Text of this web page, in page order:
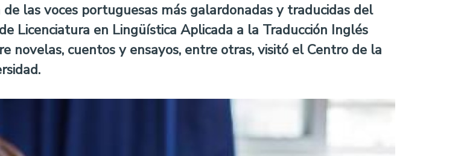
las voces portuguesas más galardonadas y traducidas del
Licenciatura en Lingüística Aplicada a la Traducción Inglés
novelas, cuentos y ensayos, entre otras, visitó el Centro de la